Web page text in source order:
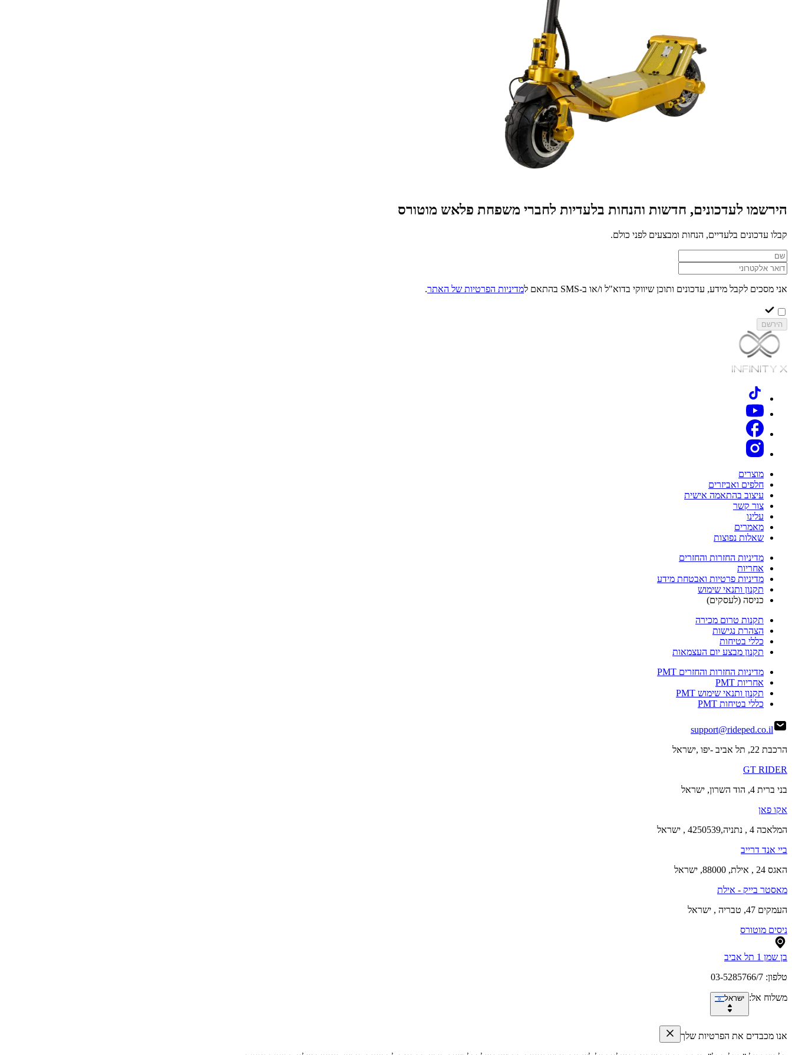
הירשמו לעדכונים, חדשות והנחות בלעדיות לחברי משפחת פלאש מוטורס
קבלו עדכונים בלעדיים, הנחות ומבצעים לפני כולם.
אני מסכים לקבל מידע, עדכונים ותוכן שיווקי בדוא"ל ו/או ב-SMS בהתאם ל מדיניות הפרטיות של האתר.
הירשם
מוצרים
חלפים ואביזרים
עיצוב בהתאמה אישית
צור קשר
עלינו
מאמרים
שאלות נפוצות
מדיניות החזרות והחזרים
אחריות
מדיניות פרטיות ואבטחת מידע
תקנון ותנאי שימוש
כניסה (לעסקים)
תקנות טרום מכירה
הצהרת נגישות
כללי בטיחות
תקנון מבצע יום העצמאות
מדיניות החזרות והחזרים PMT
אחריות PMT
תקנון ותנאי שימוש PMT
כללי בטיחות PMT
support@rideped.co.il
הרכבת 22, תל אביב -יפו ,ישראל
GT RIDER
בני ברית 4, הוד השרון, ישראל
אקו פאן
המלאכה 4 , נתניה,4250539 , ישראל
ביי אנד דרייב
האגס 24 , אילת, 88000, ישראל
מאסטר בייק - אילת
העמקים 47, טבריה , ישראל
ניסים מוטורס
בן שמן 1 תל אביב
טלפון: 03-5285766/7
משלוח אל: ישראל
אנו מכבדים את הפרטיות שלך